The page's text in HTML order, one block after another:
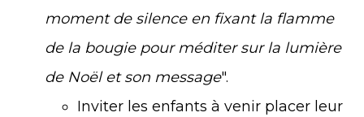
moment de silence en fixant la flamme
de la bougie pour méditer sur la lumière
de Noël et son message".
Inviter les enfants à venir placer leur